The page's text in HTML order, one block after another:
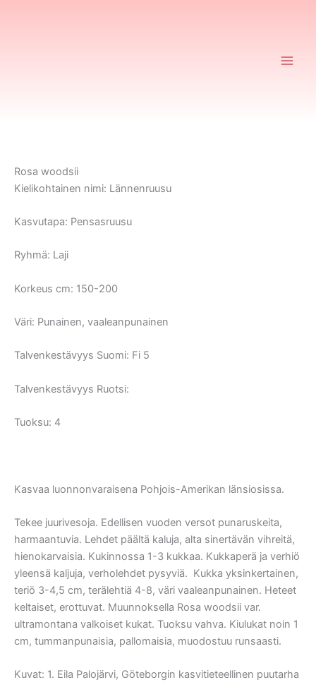
Rosa woodsii
Kielikohtainen nimi: Lännenruusu
Kasvutapa: Pensasruusu
Ryhmä: Laji
Korkeus cm: 150-200
Väri: Punainen, vaaleanpunainen
Talvenkestävyys Suomi: Fi 5
Talvenkestävyys Ruotsi:
Tuoksu: 4
Kasvaa luonnonvaraisena Pohjois-Amerikan länsiosissa.
Tekee juurivesoja. Edellisen vuoden versot punaruskeita,
harmaantuvia. Lehdet päältä kaluja, alta sinertävän vihreitä,
hienokarvaisia. Kukinnossa 1-3 kukkaa. Kukkaperä ja verhiö
yleensä kaljuja, verholehdet pysyviä. Kukka yksinkertainen,
teriö 3-4,5 cm, terälehtiä 4-8, väri vaaleanpunainen. Heteet
keltaiset, erottuvat. Muunnoksella Rosa woodsii var.
ultramontana valkoiset kukat. Tuoksu vahva. Kiulukat noin 1
cm, tummanpunaisia, pallomaisia, muodostuu runsaasti.
Kuvat: 1. Eila Palojärvi, Göteborgin kasvitieteellinen puutarha